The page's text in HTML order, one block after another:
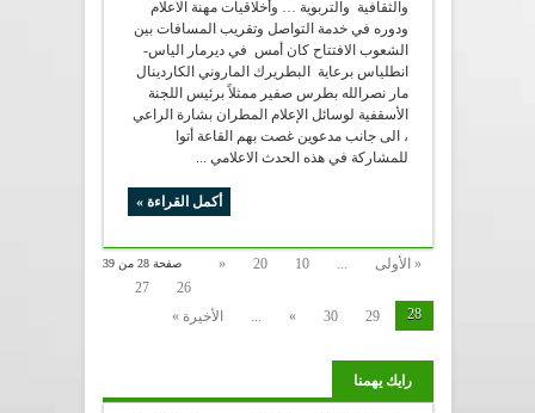
والثقافية والتربوية … وأخلاقيات مهنة الاعلام
ودوره في خدمة التواصل وتقريب المسافات بين
الشعوب الافتتاح كان أمس في ديرمار الياس-
انطلياس برعاية البطريرك الماروني الكاردينال
مار نصرالله بطرس صفير ممثلاً برئيس اللجنة
الأسقفية لوسائل الإعلام المطران بشارة الراعي
، الى جانب مدعوين غصت بهم القاعة أتوا
للمشاركة في هذه الحدث الاعلامي ...
أكمل القراءة »
صفحة 28 من 39 « الأولى ...
10
20
«
26
27
28
29
30
»
... الأخيرة »
رايك يهمنا